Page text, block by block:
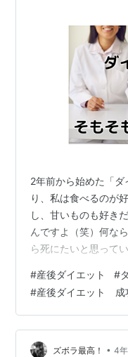
2年前から始めた「
り、私は食べるのが
し、甘いものも好き
んですよ（笑）何な
ら死にたいと思って
向いてない人ですよ
にたどり着くのです
なの？って話ですね
によって、人生の楽
て耐え難い・・・！
#産後ダイエット #
#産後ダイエット 成
ズボラ最高！ • 4